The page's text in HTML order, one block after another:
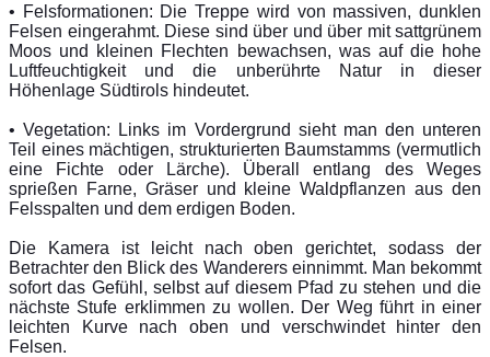
• Felsformationen: Die Treppe wird von massiven, dunklen
Felsen eingerahmt. Diese sind über und über mit sattgrünem
Moos und kleinen Flechten bewachsen, was auf die hohe
Luftfeuchtigkeit und die unberührte Natur in dieser
Höhenlage Südtirols hindeutet.
• Vegetation: Links im Vordergrund sieht man den unteren
Teil eines mächtigen, strukturierten Baumstamms (vermutlich
eine Fichte oder Lärche). Überall entlang des Weges
sprießen Farne, Gräser und kleine Waldpflanzen aus den
Felsspalten und dem erdigen Boden.
Die Kamera ist leicht nach oben gerichtet, sodass der
Betrachter den Blick des Wanderers einnimmt. Man bekommt
sofort das Gefühl, selbst auf diesem Pfad zu stehen und die
nächste Stufe erklimmen zu wollen. Der Weg führt in einer
leichten Kurve nach oben und verschwindet hinter den
Felsen.